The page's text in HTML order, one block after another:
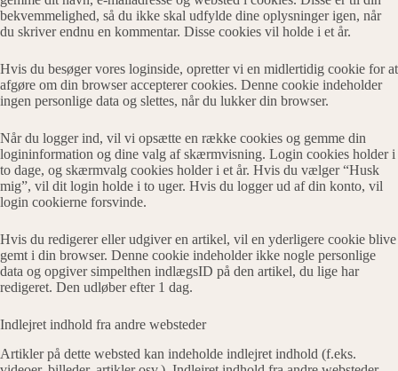
bekvemmelighed, så du ikke skal udfylde dine oplysninger igen, når
du skriver endnu en kommentar. Disse cookies vil holde i et år.
Hvis du besøger vores loginside, opretter vi en midlertidig cookie for at
afgøre om din browser accepterer cookies. Denne cookie indeholder
ingen personlige data og slettes, når du lukker din browser.
Når du logger ind, vil vi opsætte en række cookies og gemme din
logininformation og dine valg af skærmvisning. Login cookies holder i
to dage, og skærmvalg cookies holder i et år. Hvis du vælger “Husk
mig”, vil dit login holde i to uger. Hvis du logger ud af din konto, vil
login cookierne forsvinde.
Hvis du redigerer eller udgiver en artikel, vil en yderligere cookie blive
gemt i din browser. Denne cookie indeholder ikke nogle personlige
data og opgiver simpelthen indlægsID på den artikel, du lige har
redigeret. Den udløber efter 1 dag.
Indlejret indhold fra andre websteder
Artikler på dette websted kan indeholde indlejret indhold (f.eks.